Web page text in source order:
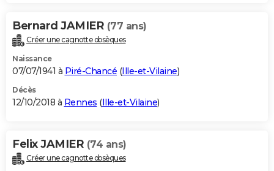
Bernard JAMIER (77 ans)
Créer une cagnotte obsèques
Naissance
07/07/1941 à Piré-Chancé (Ille-et-Vilaine)
Décès
12/10/2018 à Rennes (Ille-et-Vilaine)
Felix JAMIER (74 ans)
Créer une cagnotte obsèques